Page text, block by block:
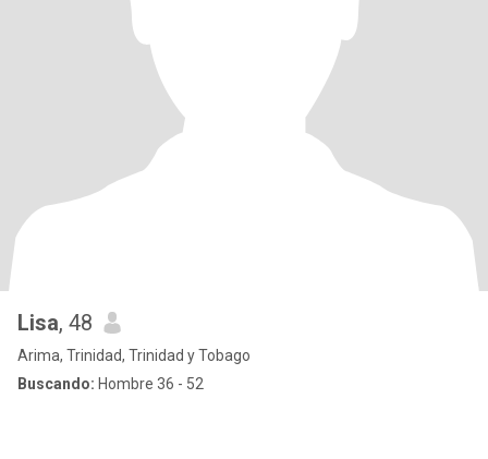
Lisa, 48
Arima, Trinidad, Trinidad y Tobago
Buscando: Hombre 36 - 52